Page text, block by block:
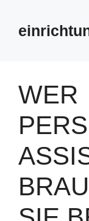
springen
WER